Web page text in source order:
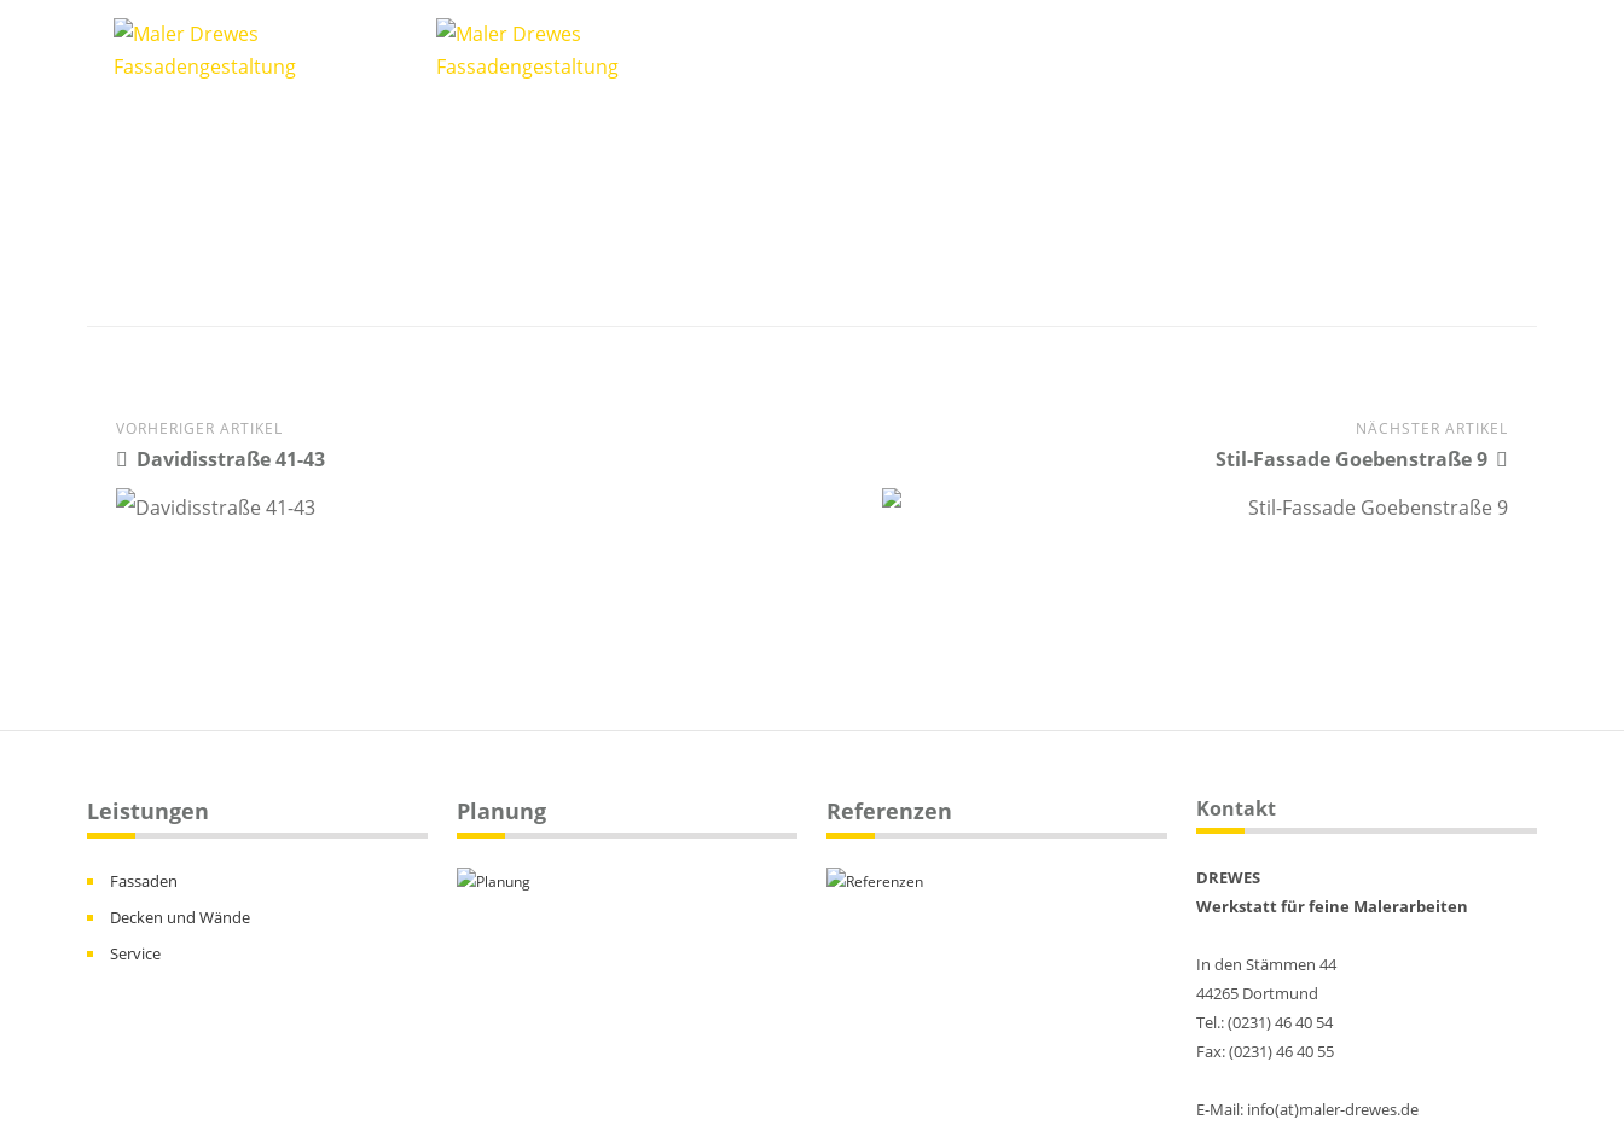
Post
navigation
VORHERIGER ARTIKEL
Davidisstraße 41-43
NÄCHSTER ARTIKEL
Stil-Fassade Goebenstraße 9
Leistungen
Fassaden
Decken und Wände
Service
Planung Referenzen Kontakt
DREWES
Werkstatt für feine Malerarbeiten
In den Stämmen 44
44265 Dortmund
Tel.: (0231) 46 40 54
Fax: (0231) 46 40 55
E-Mail: info(at)maler-drewes.de